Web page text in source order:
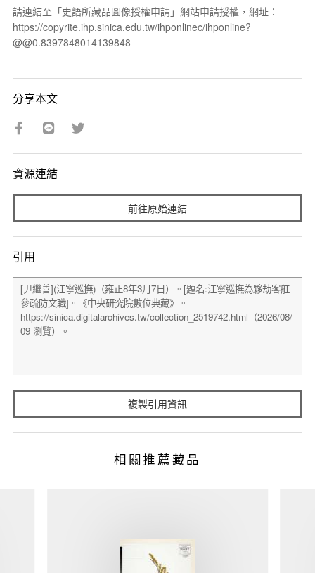
請連結至「史語所藏品圖像授權申請」網站申請授權，網址：
https://copyrite.ihp.sinica.edu.tw/ihponlinec/ihponline?
@@0.8397848014139848
分享本文
資源連結
前往原始連結
引用
複製引用資訊
相關推薦藏品